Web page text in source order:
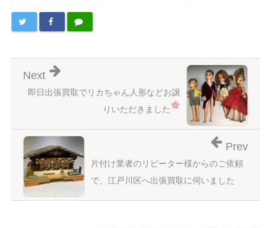
即日出張買取でリカちゃん人形などお譲
りいただきました
Next
片付け業者のリピーター様からのご依頼
で、江戸川区へ出張買取に伺いました
Prev